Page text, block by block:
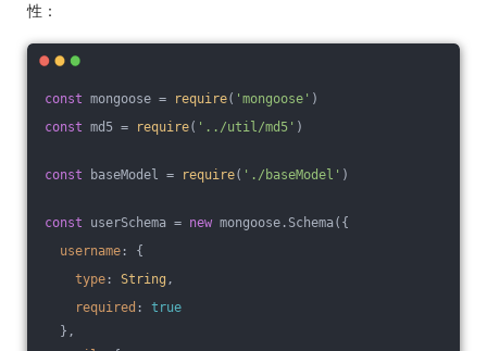
性：
const mongoose = require( 'mongoose' )
const md5 = require( '../util/md5' )
const baseModel = require( './baseModel' )
const userSchema = new mongoose.Schema({
username : {
type : String ,
required : true
},